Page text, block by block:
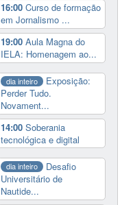
16:00Curso de formação
em Jornalismo ...
19:00Aula Magna do
IELA: Homenagem ao...
dia inteiro
Exposição:
Perder Tudo.
Novament...
14:00Soberania
tecnológica e digital
dia inteiro
Desafio
Universitário de
Nautide...